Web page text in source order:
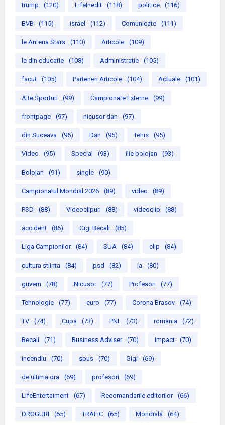
trump (120) LifeInedit (118) politice (116)
BVB (115) israel (112) Comunicate (111)
le Antena Stars (110) Articole (109)
le din educatie (108) Administratie (105)
facut (105) Parteneri Articole (104) Actuale (101)
Alte Sporturi (99) Campionate Externe (99)
frontpage (97) nicusor dan (97)
din Suceava (96) Dan (95) Tenis (95)
Video (95) Special (93) ilie bolojan (93)
Bolojan (91) single (90)
Campionatul Mondial 2026 (89) video (89)
PSD (88) Videoclipuri (88) videoclip (88)
accident (86) Gigi Becali (85)
Liga Campionilor (84) SUA (84) clip (84)
cultura stiinta (84) psd (82) ia (80)
guvern (78) Nicusor (77) Profesori (77)
Tehnologie (77) euro (77) Corona Brasov (74)
TV (74) Cupa (73) PNL (73) romania (72)
Becali (71) Business Adviser (70) Impact (70)
incendiu (70) spus (70) Gigi (69)
de ultima ora (69) profesori (69)
LifeEntertaiment (67) Recomandarile editorilor (66)
DROGURI (65) TRAFIC (65) Mondiala (64)